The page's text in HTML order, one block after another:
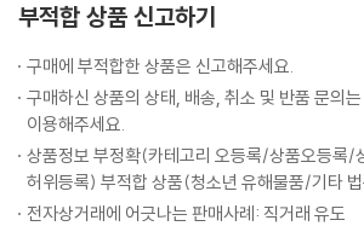
부적합 상품 신고하기
구매에 부적합한 상품은 신고해주세요.
구매하신 상품의 상태, 배송, 취소 및 반품 문의
이용해주세요.
상품정보 부정확(카테고리 오등록/상품오등록/
허위등록) 부적합 상품(청소년 유해물품/기타
전자상거래에 어긋나는 판매사례: 직거래 유도